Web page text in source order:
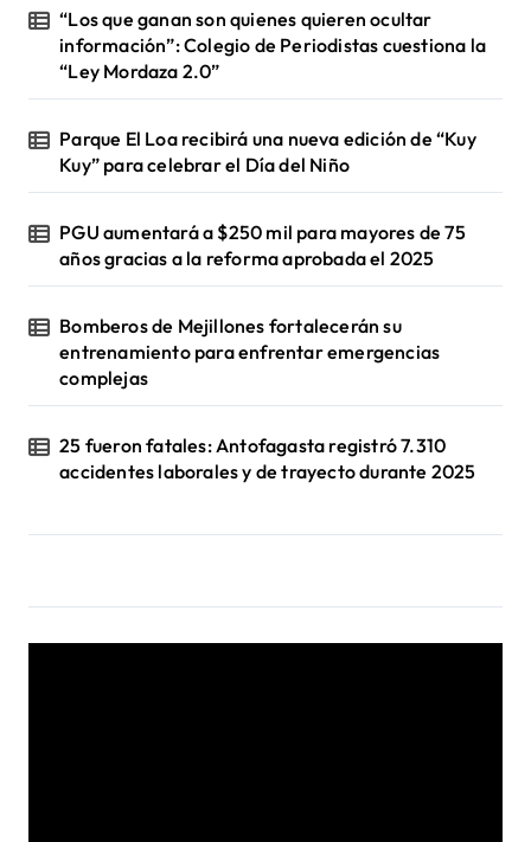
“Los que ganan son quienes quieren ocultar
información”: Colegio de Periodistas cuestiona la
“Ley Mordaza 2.0”
Parque El Loa recibirá una nueva edición de “Kuy
Kuy” para celebrar el Día del Niño
PGU aumentará a $250 mil para mayores de 75
años gracias a la reforma aprobada el 2025
Bomberos de Mejillones fortalecerán su
entrenamiento para enfrentar emergencias
complejas
25 fueron fatales: Antofagasta registró 7.310
accidentes laborales y de trayecto durante 2025